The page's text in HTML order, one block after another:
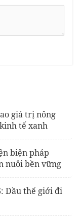
giá trị nông
tế xanh
biện pháp
nuôi bền vững
Dầu thế giới đi